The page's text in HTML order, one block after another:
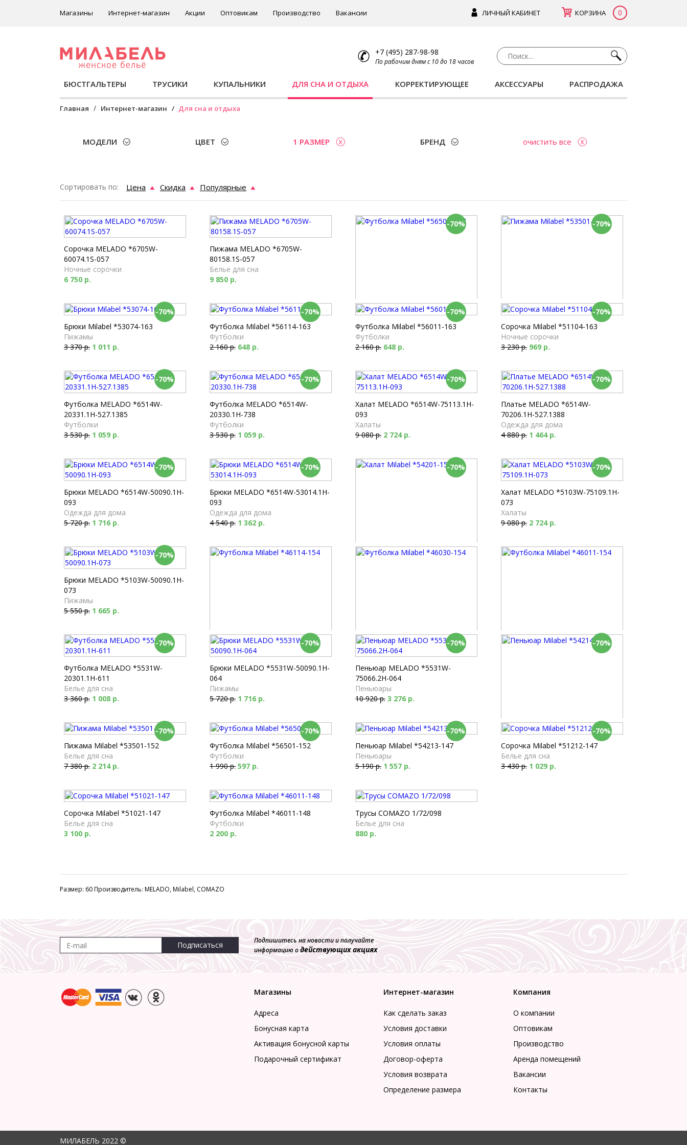
ЛИЧНЫЙ КАБИНЕТ КОРЗИНА 0
Магазины Интернет-магазин Акции Оптовикам Производство Вакансии
+7 (495) 287-98-98
По рабочим дням с 10 до 18 часов
БЮСТГАЛЬТЕРЫ ТРУСИКИ КУПАЛЬНИКИ ДЛЯ СНА И ОТДЫХА КОРРЕКТИРУЮЩЕЕ АКСЕССУАРЫ РАСПРОДАЖА
Главная Интернет-магазин Для сна и отдыха
МОДЕЛИ ЦВЕТ 1 РАЗМЕР БРЕНД очистить все
Сортировать по: Цена Скидка Популярные
Сорочка MELADO *6705W-
60074.1S-057
Ночные сорочки
6 750 р.
Пижама MELADO *6705W-
80158.1S-057
Белье для сна
9 850 р.
-70%
Футболка Milabel *56501-167
Футболки
1 860 р. 558 р.
-70%
Пижама Milabel *53501-167
Белье для сна
7 860 р. 2 358 р.
-70%
Брюки Milabel *53074-163
Пижамы
3 370 р. 1 011 р.
-70%
Футболка Milabel *56114-163
Футболки
2 160 р. 648 р.
-70%
Футболка Milabel *56011-163
Футболки
2 160 р. 648 р.
-70%
Сорочка Milabel *51104-163
Ночные сорочки
3 230 р. 969 р.
-70%
Футболка MELADO *6514W-
20331.1H-527.1385
Футболки
3 530 р. 1 059 р.
-70%
Футболка MELADO *6514W-
20330.1H-738
Футболки
3 530 р. 1 059 р.
-70%
Халат MELADO *6514W-75113.1H-
093
Халаты
9 080 р. 2 724 р.
-70%
Платье MELADO *6514W-
70206.1H-527.1388
Одежда для дома
4 880 р. 1 464 р.
-70%
Брюки MELADO *6514W-50090.1H-
093
Одежда для дома
5 720 р. 1 716 р.
-70%
Брюки MELADO *6514W-53014.1H-
093
Одежда для дома
4 540 р. 1 362 р.
-70%
Халат Milabel *54201-156
-70%
Халат MELADO *5103W-75109.1H-
073
Халаты
9 080 р. 2 724 р.
-70%
Брюки MELADO *5103W-50090.1H-
073
Пижамы
5 550 р. 1 665 р.
Футболка Milabel *46114-154
Футболки
2 160 р.
Футболка Milabel *46030-154
Футболки
3 070 р.
Футболка Milabel *46011-154
-70%
Футболка MELADO *5531W-
20301.1H-611
Белье для сна
3 360 р. 1 008 р.
-70%
Брюки MELADO *5531W-50090.1H-
064
Пижамы
5 720 р. 1 716 р.
-70%
Пеньюар MELADO *5531W-
75066.2H-064
Пеньюары
10 920 р. 3 276 р.
-70%
Пеньюар Milabel *54214-150
Пеньюары
6 370 р. 1 911 р.
-70%
Пижама Milabel *53501-152
Белье для сна
7 380 р. 2 214 р.
-70%
Футболка Milabel *56501-152
Футболки
1 990 р. 597 р.
-70%
Пеньюар Milabel *54213-147
Пеньюары
5 190 р. 1 557 р.
-70%
Сорочка Milabel *51212-147
Белье для сна
3 430 р. 1 029 р.
Сорочка Milabel *51021-147
Белье для сна
3 100 р.
Футболка Milabel *46011-148
Футболки
2 200 р.
Трусы COMAZO 1/72/098
Белье для сна
880 р.
Размер: 60 Производитель: MELADO, Milabel, COMAZO
Подписаться
Подпишитесь на новости и получайте
информацию одействующих акциях
Магазины
Адреса
Бонусная карта
Активация бонусной карты
Подарочный сертификат
Интернет-магазин
Как сделать заказ
Условия доставки
Условия оплаты
Договор-оферта
Условия возврата
Определение размера
Компания
О компании
Оптовикам
Производство
Аренда помещений
Вакансии
Контакты
МИЛАБЕЛЬ 2022 ©